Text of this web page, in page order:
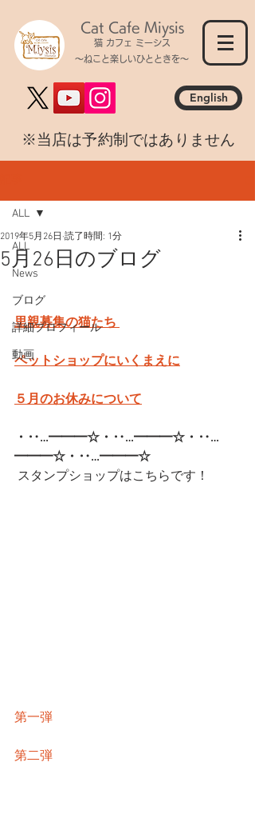
Cat Cafe Miysis
猫 カフェ ミーシス
～ねこと楽しいひとときを～
English
​※当店は予約制ではありません
ALL
News
ブログ
詳細プロフィール
動画
ALL
5月26日のブログ
2019年5月26日 読了時間: 1分
里親募集の猫たち
ペットショップにいくまえに
５月のお休みについて
・‥…━━━☆・‥…━━━☆・‥…
━━━☆・‥…━━━☆
スタンプショップはこちらです！
第一弾
第二弾